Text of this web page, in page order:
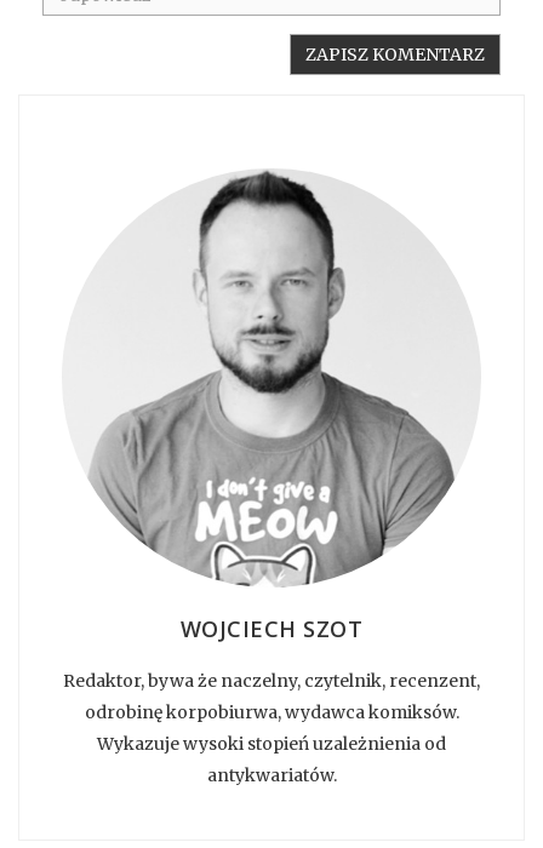
WOJCIECH SZOT
Redaktor, bywa że naczelny, czytelnik, recenzent,
odrobinę korpobiurwa, wydawca komiksów.
Wykazuje wysoki stopień uzależnienia od
antykwariatów.